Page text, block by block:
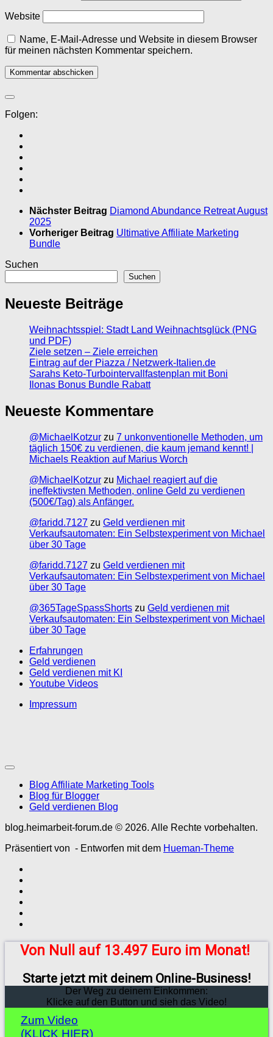
Website
Name, E-Mail-Adresse und Website in diesem Browser
für meinen nächsten Kommentar speichern.
Folgen:
Nächster Beitrag Diamond Abundance Retreat August
2025
Vorheriger Beitrag Ultimative Affiliate Marketing
Bundle
Suchen
Suchen
Neueste Beiträge
Weihnachtsspiel: Stadt Land Weihnachtsglück (PNG
und PDF)
Ziele setzen – Ziele erreichen
Eintrag auf der Piazza / Netzwerk-Italien.de
Sarahs Keto-Turbointervallfastenplan mit Boni
Ilonas Bonus Bundle Rabatt
Neueste Kommentare
@MichaelKotzur zu 7 unkonventionelle Methoden, um
täglich 150€ zu verdienen, die kaum jemand kennt! |
Michaels Reaktion auf Marius Worch
@MichaelKotzur zu Michael reagiert auf die
ineffektivsten Methoden, online Geld zu verdienen
(500€/Tag) als Anfänger.
@faridd.7127 zu Geld verdienen mit
Verkaufsautomaten: Ein Selbstexperiment von Michael
über 30 Tage
@faridd.7127 zu Geld verdienen mit
Verkaufsautomaten: Ein Selbstexperiment von Michael
über 30 Tage
@365TageSpassShorts zu Geld verdienen mit
Verkaufsautomaten: Ein Selbstexperiment von Michael
über 30 Tage
Erfahrungen
Geld verdienen
Geld verdienen mit KI
Youtube Videos
Impressum
Blog Affiliate Marketing Tools
Blog für Blogger
Geld verdienen Blog
blog.heimarbeit-forum.de © 2026. Alle Rechte vorbehalten.
Präsentiert von - Entworfen mit dem Hueman-Theme
Von Null auf 13.497 Euro im Monat!
Starte jetzt mit deinem Online-Business!
Der Weg zu deinem Einkommen:
Klicke auf den Button und sieh das Video!
Zum Video
(KLICK HIER)